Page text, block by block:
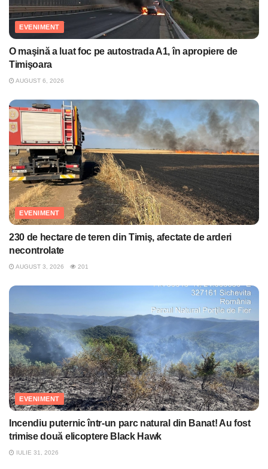
EVENIMENT
O maşină a luat foc pe autostrada A1, în apropiere de
Timişoara
AUGUST 6, 2026
EVENIMENT
230 de hectare de teren din Timiş, afectate de arderi
necontrolate
AUGUST 3, 2026 201
EVENIMENT
Incendiu puternic într-un parc natural din Banat! Au fost
trimise două elicoptere Black Hawk
IULIE 31, 2026